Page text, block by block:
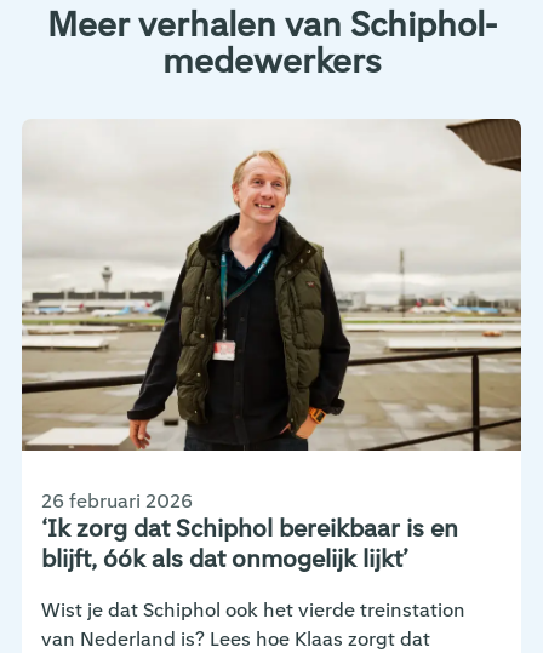
Meer verhalen van Schiphol-
medewerkers
‘Ik zorg dat Schiphol bereikbaar is en
blijft, óók als dat onmogelijk lijkt’
26 februari 2026
Wist je dat Schiphol ook het vierde treinstation
van Nederland is? Lees hoe Klaas zorgt dat